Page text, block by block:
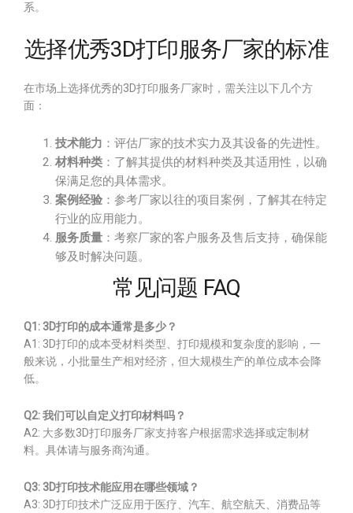
系。
选择优秀3D打印服务厂家的标准
在市场上选择优秀的3D打印服务厂家时，需关注以下几个方
面：
技术能力 ：评估厂家的技术实力及其设备的先进性。
材料种类 ：了解其提供的材料种类及其适用性，以确
保满足您的具体需求。
案例经验 ：参考厂家以往的项目案例，了解其在特定
行业的应用能力。
服务质量 ：考察厂家的客户服务及售后支持，确保能
够及时解决问题。
常见问题 FAQ
Q1: 3D打印的成本通常是多少？
A1: 3D打印的成本受材料类型、打印规模和复杂度的影响，一
般来说，小批量生产相对经济，但大规模生产的单位成本会降
低。
Q2: 我们可以自定义打印材料吗？
A2: 大多数3D打印服务厂家支持客户根据需求选择或定制材
料。具体请与服务商沟通。
Q3: 3D打印技术能应用在哪些领域？
A3: 3D打印技术广泛应用于医疗、汽车、航空航天、消费品等